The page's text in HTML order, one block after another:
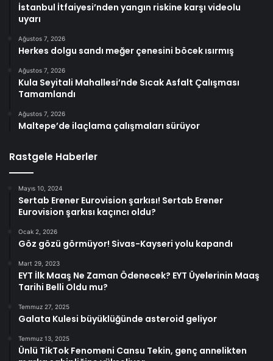
İstanbul İtfaiyesi’nden yangın riskine karşı videolu
uyarı
Ağustos 7, 2026
Herkes dolgu sandı meğer çenesini böcek ısırmış
Ağustos 7, 2026
Kula Seyitali Mahallesi’nde Sıcak Asfalt Çalışması
Tamamlandı
Ağustos 7, 2026
Maltepe’de ilaçlama çalışmaları sürüyor
Rastgele Haberler
Mayıs 10, 2024
Sertab Erener Eurovision şarkısı! Sertab Erener
Eurovision şarkısı kaçıncı oldu?
Ocak 2, 2026
Göz gözü görmüyor! Sivas-Kayseri yolu kapandı
Mart 29, 2023
EYT İlk Maaş Ne Zaman Ödenecek? EYT Üyelerinin Maaş
Tarihi Belli Oldu mu?
Temmuz 27, 2025
Galata Kulesi büyüklüğünde asteroid geliyor
Temmuz 13, 2025
Ünlü TikTok Fenomeni Cansu Tekin, genç annelikten